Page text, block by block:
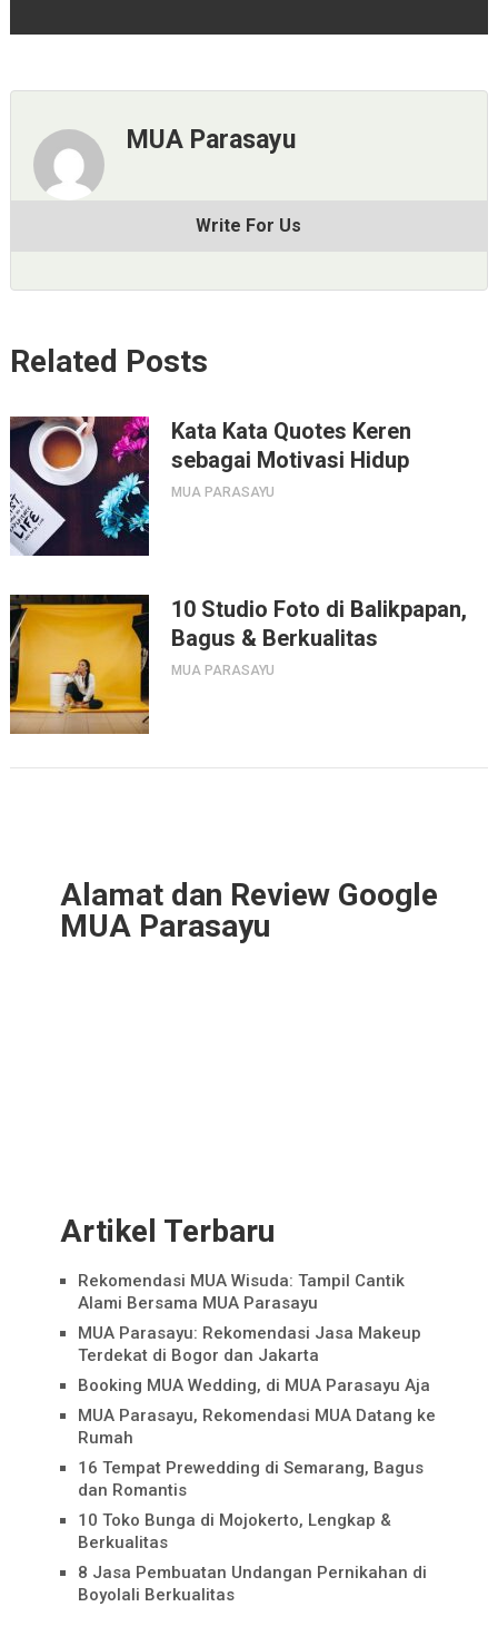
MUA Parasayu
Write For Us
Related Posts
Kata Kata Quotes Keren
sebagai Motivasi Hidup
MUA PARASAYU
10 Studio Foto di Balikpapan,
Bagus & Berkualitas
MUA PARASAYU
Alamat dan Review Google
MUA Parasayu
Artikel Terbaru
Rekomendasi MUA Wisuda: Tampil Cantik
Alami Bersama MUA Parasayu
MUA Parasayu: Rekomendasi Jasa Makeup
Terdekat di Bogor dan Jakarta
Booking MUA Wedding, di MUA Parasayu Aja
MUA Parasayu, Rekomendasi MUA Datang ke
Rumah
16 Tempat Prewedding di Semarang, Bagus
dan Romantis
10 Toko Bunga di Mojokerto, Lengkap &
Berkualitas
8 Jasa Pembuatan Undangan Pernikahan di
Boyolali Berkualitas